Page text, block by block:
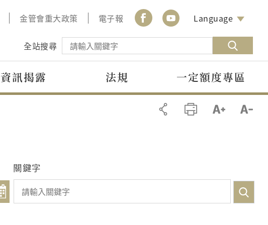
金管會重大政策 電子報 Language
全站搜尋
資訊揭露 法規 一定額度專區
關鍵字